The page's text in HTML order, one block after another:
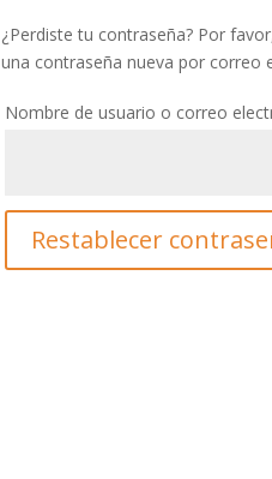
¿Perdiste tu contraseña? Por
una contraseña nueva por correo
Nombre de usuario o correo
Restablecer